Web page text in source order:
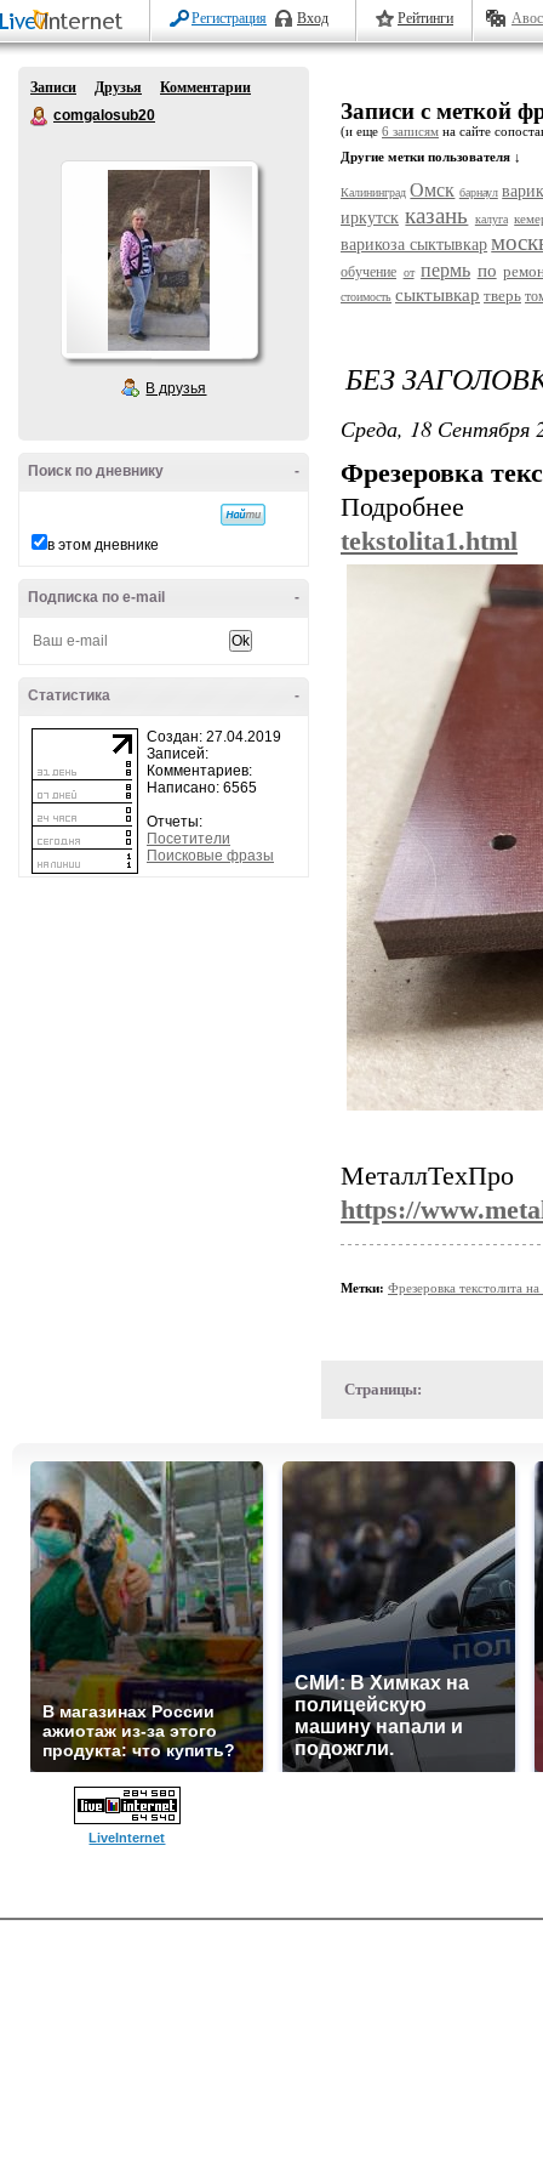
Регистрация Вход Рейтинги
Записи Друзья
Комментарии
comgalosub20
В друзья
-
Поиск по дневнику
в этом дневнике
-
Подписка по e-mail
-
Статистика
Создан: 27.04.2019
Записей:
Комментариев:
Написано: 6565
Отчеты:
Посетители
Поисковые фразы
Записи с меткой
(и еще 6 записям на сайте
Другие метки пользователя ↓
Калининград Омск барнаул
иркутск казань калуга
варикоза сыктывкар
обучение от пермь по
стоимость сыктывкар тверь
БЕЗ
Среда, 18 Сентября
Фрезеровка
tekstolita1.html
МеталлТехПро
https://
Метки: Фрезеровка текстолита
Страницы:
В магазинах России
ажиотаж из-за этого
продукта: что купить?
СМИ: В Химках на
полицейскую
машину напали и
подожгли.
LiveInternet